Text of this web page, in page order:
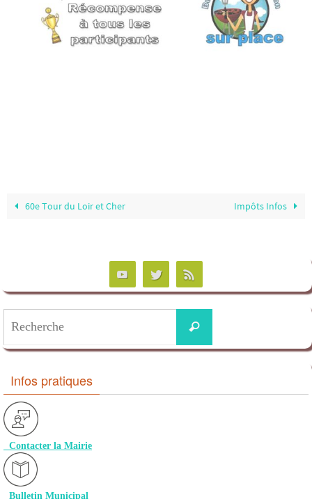
60e Tour du Loir et Cher Impôts Infos
Recherche
Infos pratiques
Contacter la Mairie
Bulletin Municipal